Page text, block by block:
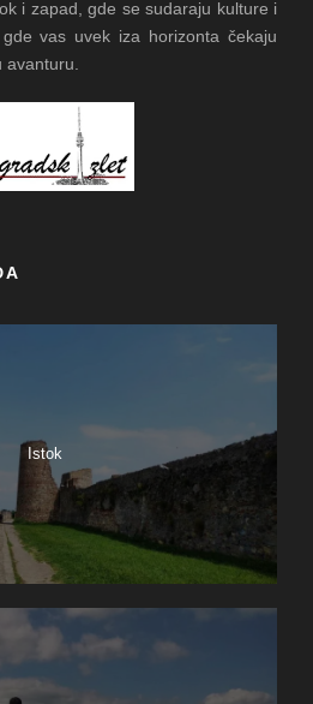
i zapad, gde se sudaraju kulture i
vas uvek iza horizonta čekaju
Istok